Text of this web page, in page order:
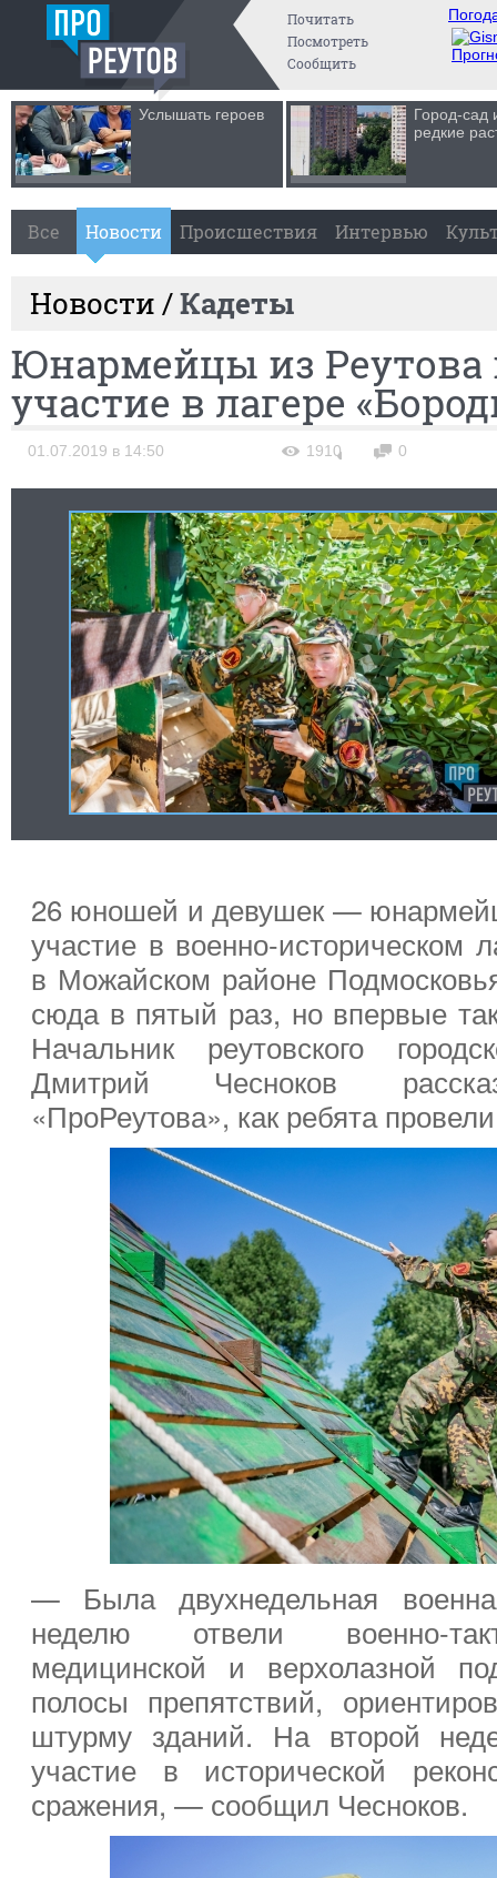
Почитать
Посмотреть
Сообщить
Услышать героев
Город-сад
редкие
Все Новости Происшествия Интервью
Новости /Кадеты
Юнармейцы из
участие в лагере
01.07.2019 в 14:50 1910 0
26 юношей и девушек —
участие в военно-историческом
в Можайском районе
сюда в пятый раз, но впервые
Начальник реутовского
Дмитрий Чесноков
«ПроРеутова», как ребята
— Была двухнедельная
неделю отвели военно-
медицинской и верхолазной
полосы препятствий,
штурму зданий. На второй
участие в исторической
сражения, — сообщил Чесноков.